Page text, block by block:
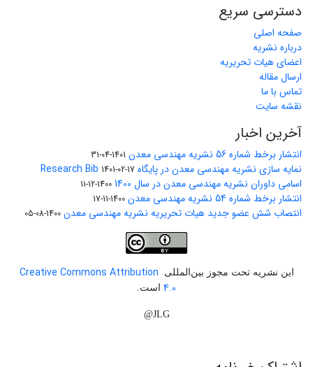
دسترسی سریع
صفحه اصلی
درباره نشریه
اعضای هیات تحریریه
ارسال مقاله
تماس با ما
نقشه سایت
آخرین اخبار
انتشار برخط شماره 56 نشریه مهندسی معدن 1401-04-31
نمایه سازی نشریه مهندسی معدن در پایگاه Research Bib 1401-02-17
اسامی داوران نشریه مهندسی معدن در سال 1400 1400-12-11
انتشار برخط شماره 54 نشریه مهندسی معدن 1400-11-17
انتصاب شش عضو جدید هیات تحریریه نشریه مهندسی معدن 1400-08-05
این نشریه تحت مجوز بین‌المللی
Creative Commons Attribution
4.0 است.
JLG@